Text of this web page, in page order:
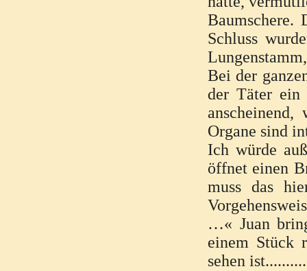
Baumschere.
Schluss
Bei der
der Täter
Organe sind
Ich würde
öffnet einen
muss das
…« Juan
einem Stück
sehen